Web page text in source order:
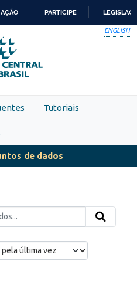
PARA
O
CONTEÚDO
PARTICIPE
ENGLISH
Tutoriais
de dados